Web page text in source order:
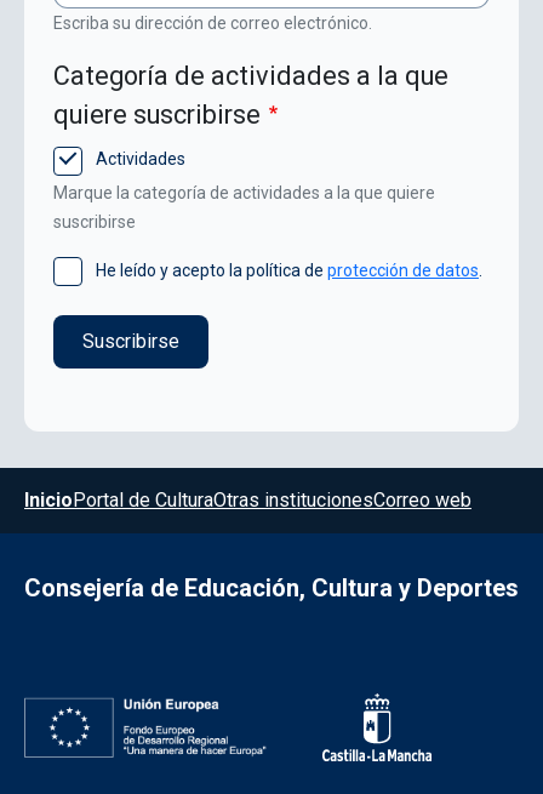
Escriba su dirección de correo electrónico.
Categoría de actividades a la que
quiere suscribirse
Actividades
Marque la categoría de actividades a la que quiere
suscribirse
He leído y acepto la política de protección de datos
Menú del pie
InicioPortal de CulturaOtras institucionesCorreo web
Consejería de Educación, Cultura y Deportes